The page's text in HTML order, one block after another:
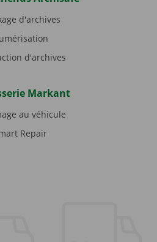
d'archives
d'archives
Markant
au véhicule
Repair